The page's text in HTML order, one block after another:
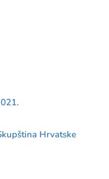
Hrvatske